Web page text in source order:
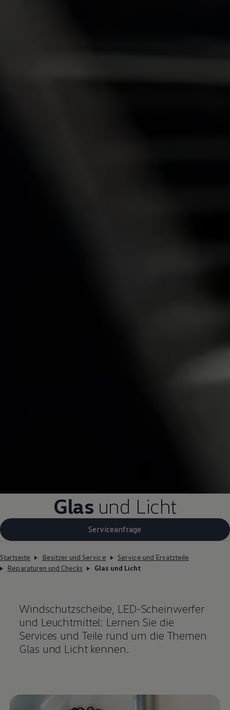
Glas und Licht
Serviceanfrage
Startseite Besitzer und Service
Service und Ersatzteile
Reparaturen und Checks
Glas und Licht
Windschutzscheibe, LED-Scheinwerfer
und Leuchtmittel: Lernen Sie die
Services und Teile rund um die Themen
Glas und Licht kennen.